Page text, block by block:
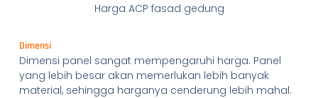
Harga ACP fasad gedung
Dimensi
Dimensi panel sangat mempengaruhi harga. Panel
yang lebih besar akan memerlukan lebih banyak
material, sehingga harganya cenderung lebih mahal.